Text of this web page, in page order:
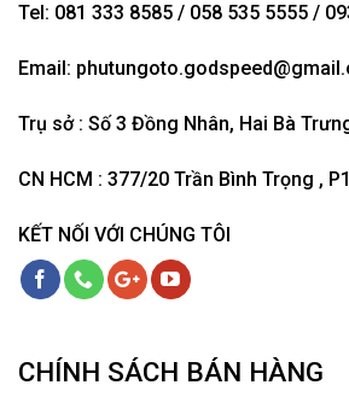
Tel: 081 333 8585 / 058 535 5555 /
Email:
Trụ sở : Số 3 Đồng Nhân, Hai Bà
CN HCM : 377/20 Trần Bình Trọng ,
KẾT NỐI VỚI CHÚNG TÔI
CHÍNH SÁCH BÁN HÀNG